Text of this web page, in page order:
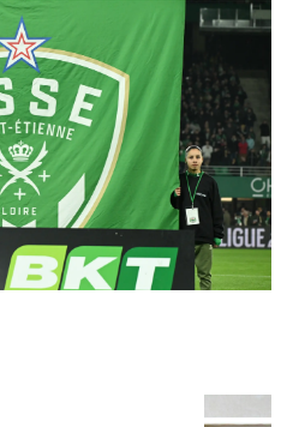
l'analyse DATA